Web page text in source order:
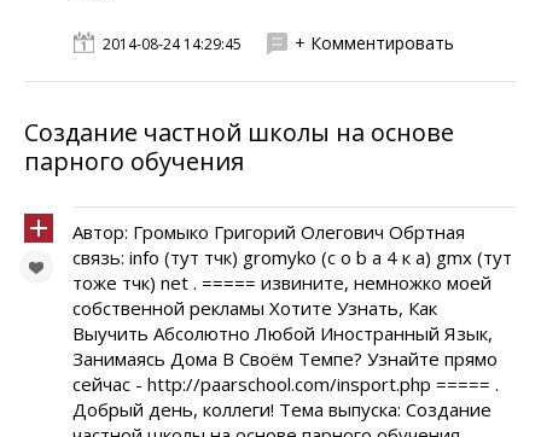
2014-08-24 14:29:45 + Комментировать
Создание частной школы на основе
парного обучения
Автор: Громыко Григорий Олегович Обртная
связь: info (тут тчк) gromyko (c o b a 4 к а) gmx (тут
тоже тчк) net . ===== извините, немножко моей
собственной рекламы Хотите Узнать, Как
Выучить Абсолютно Любой Иностранный Язык,
Занимаясь Дома В Своём Темпе? Узнайте прямо
сейчас - http://paarschool.com/insport.php ===== .
Добрый день, коллеги! Тема выпуска: Создание